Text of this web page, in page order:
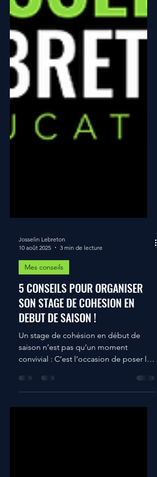
Josselin Lebreton
10 août 2025
3 min de lecture
Mes conseils
5 CONSEILS POUR ORGANISER
SON STAGE DE COHESION EN
DEBUT DE SAISON !
Un stage de cohésion en début de
saison n’est pas qu’un moment
convivial : C’est l’occasion de poser les
bases de la saison – créer des liens,